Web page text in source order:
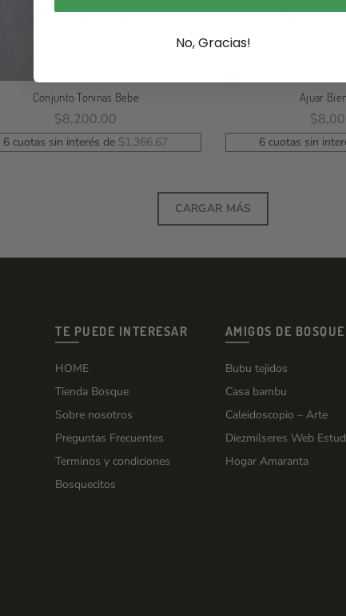
Conjunto Toninas Bebe
$8,200.00
Seleccionar Opciones
6 cuotas sin interés de $1,366.67
Ajuar
$
Leer
6 cuotas sin
CARGAR MÁS
TE PUEDE INTERESAR
HOME
Tienda Bosque
Sobre nosotros
Preguntas Frecuentes
Terminos y condiciones
Bosquecitos
AMIGOS DE BOSQUE
Bubu tejidos
Casa bambu
Caleidoscopio – Arte
Diezmilseres Web
Hogar Amaranta
No, Gracias!